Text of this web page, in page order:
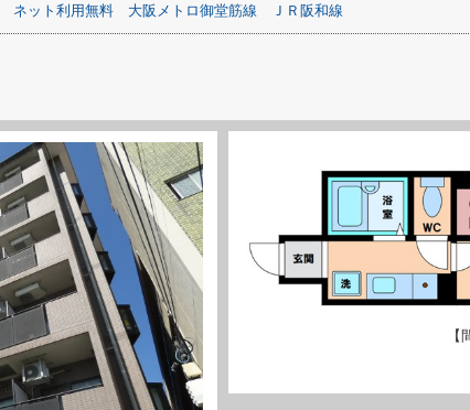
ネット利用無料 大阪メトロ御堂筋線 ＪＲ阪和線
【